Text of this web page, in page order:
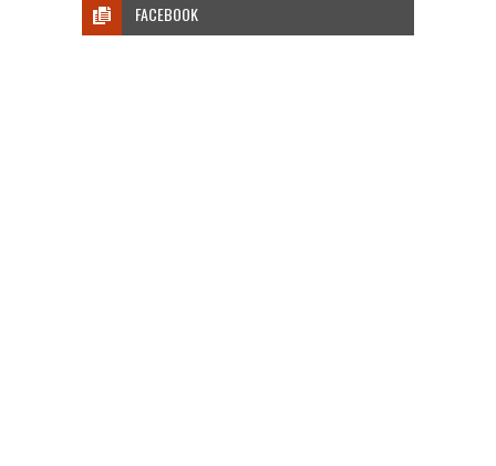
FACEBOOK